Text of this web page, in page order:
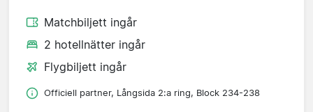
Matchbiljett ingår
2 hotellnätter ingår
Flygbiljett ingår
Officiell partner, Långsida 2:a ring, Block 234-238